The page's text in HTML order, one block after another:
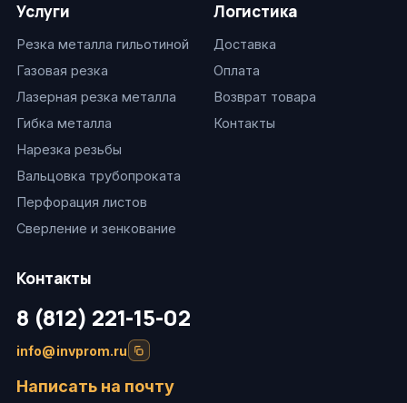
Услуги
Резка металла гильотиной
Газовая резка
Лазерная резка металла
Гибка металла
Нарезка резьбы
Вальцовка трубопроката
Перфорация листов
Сверление и зенкование
Логистика
Доставка
Оплата
Возврат товара
Контакты
Контакты
8 (812) 221-15-02
info@invprom.ru
Написать на почту